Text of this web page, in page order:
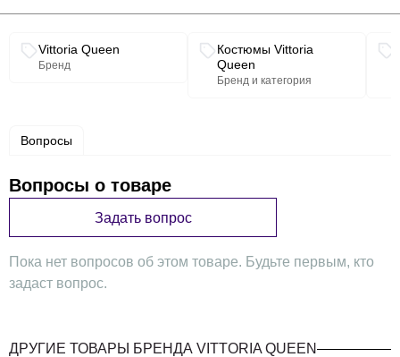
Длина рукава 61 см.
Длина юбки с поясом 68 см (50-54), 69,5 см (56-60).
ширина пна уровне
линии бедер (низ)
длина изделия
Связанные разделы каталога
Vittoria Queen
Бренд
Костюмы Vittoria
Queen
Бренд и категория
Вопросы
Вопросы о товаре
Задать вопрос
Пока нет вопросов об этом товаре. Будьте первым, кто
задаст вопрос.
ДРУГИЕ ТОВАРЫ БРЕНДА VITTORIA QUEEN